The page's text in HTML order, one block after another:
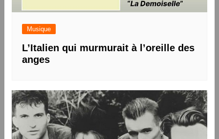
Musique
L’Italien qui murmurait à l’oreille des
anges